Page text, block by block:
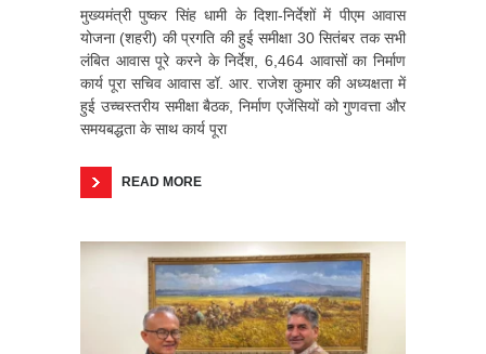
मुख्यमंत्री पुष्कर सिंह धामी के दिशा-निर्देशों में पीएम आवास
योजना (शहरी) की प्रगति की हुई समीक्षा 30 सितंबर तक सभी
लंबित आवास पूरे करने के निर्देश, 6,464 आवासों का निर्माण
कार्य पूरा सचिव आवास डॉ. आर. राजेश कुमार की अध्यक्षता में
हुई उच्चस्तरीय समीक्षा बैठक, निर्माण एजेंसियों को गुणवत्ता और
समयबद्धता के साथ कार्य पूरा
READ MORE